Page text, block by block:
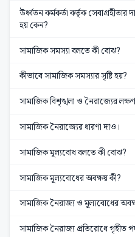
উর্ধ্বতন কর্মকর্তা কর্তৃক
হয় কেন?
সামাজিক সমস্যা বলতে কী বোঝ?
কীভাবে সামাজিক সমস্যার সৃষ্টি হয়?
সামাজিক বিশৃঙ্খলা ও নৈরাজ্যের
সামাজিক নৈরাজ্যের ধারণা দাও।
সামাজিক মূল্যবোধ বলতে কী বোঝ?
সামাজিক মূল্যবোধের অবক্ষয় কী?
সামাজিক নৈরাজ্য ও মূল্যবোধের
সামাজিক নৈরাজ্য প্রতিরোধে গৃহীত